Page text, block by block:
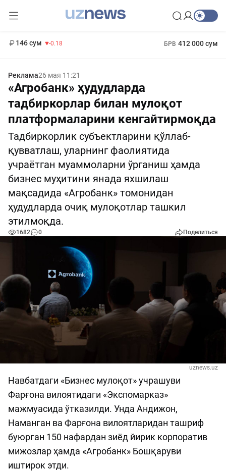
146 сум -0.18 БРВ 412 000 сум
Реклама26 мая 11:21
«Агробанк» ҳудудларда
тадбиркорлар билан мулоқот
платформаларини кенгайтирмоқда
Тадбиркорлик субъектларини қўллаб-
қувватлаш, уларнинг фаолиятида
учраётган муаммоларни ўрганиш ҳамда
бизнес муҳитини янада яхшилаш
мақсадида «Агробанк» томонидан
ҳудудларда очиқ мулоқотлар ташкил
этилмоқда.
1682 0 Поделиться
uznews.uz
Навбатдаги «Бизнес мулоқот» учрашуви
Фарғона вилоятидаги «Экспомарказ»
мажмуасида ўтказилди. Унда Андижон,
Наманган ва Фарғона вилоятларидан ташриф
буюрган 150 нафардан зиёд йирик корпоратив
мижозлар ҳамда «Агробанк» Бошқаруви
иштирок этди.